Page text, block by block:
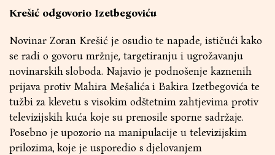
Krešić odgovorio Izetbegoviću
Novinar Zoran Krešić je osudio te napade, ističući kako
se radi o govoru mržnje, targetiranju i ugrožavanju
novinarskih sloboda. Najavio je podnošenje kaznenih
prijava protiv Mahira Mešalića i Bakira Izetbegovića te
tužbi za klevetu s visokim odštetnim zahtjevima protiv
televizijskih kuća koje su prenosile sporne sadržaje.
Posebno je upozorio na manipulacije u televizijskim
prilozima, koje je usporedio s djelovanjem